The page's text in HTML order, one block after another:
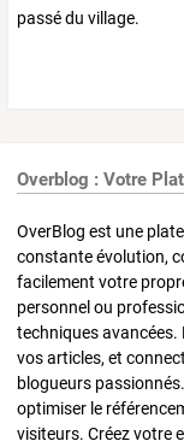
Overblog : Votre
OverBlog est une
constante évolution,
facilement votre
personnel ou
techniques
vos articles, et
blogueurs
optimiser le
visiteurs. Créez votre